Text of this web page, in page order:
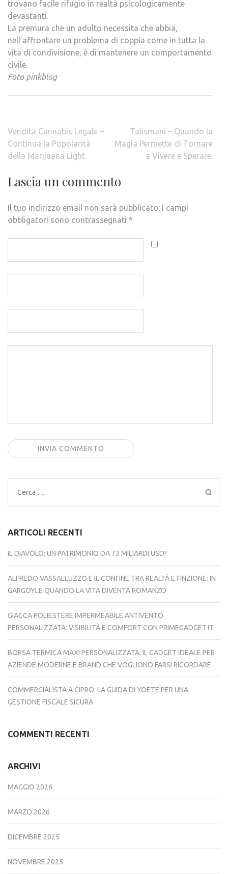
trovano facile rifugio in realtà psicologicamente
devastanti.
La premura che un adulto necessita che abbia,
nell’affrontare un problema di coppia come in tutta la
vita di condivisione, è di mantenere un comportamento
civile.
Foto pinkblog
Navigazione
articoli
Vendita Cannabis Legale –
Continua la Popolarità
della Marijuana Light.
Talismani – Quando la
Magia Permette di Tornare
a Vivere e Sperare.
Lascia un commento
Il tuo indirizzo email non sarà pubblicato.
I campi
obbligatori sono contrassegnati *
Ricerca
per:
ARTICOLI RECENTI
IL DIAVOLO: UN PATRIMONIO DA 73 MILIARDI USD?
ALFREDO VASSALLUZZO E IL CONFINE TRA REALTÀ E FINZIONE: IN
GARGOYLE QUANDO LA VITA DIVENTA ROMANZO
GIACCA POLIESTERE IMPERMEABILE ANTIVENTO
PERSONALIZZATA: VISIBILITÀ E COMFORT CON PRIMEGADGET.IT
BORSA TERMICA MAXI PERSONALIZZATA: IL GADGET IDEALE PER
AZIENDE MODERNE E BRAND CHE VOGLIONO FARSI RICORDARE
COMMERCIALISTA A CIPRO: LA GUIDA DI YOETE PER UNA
GESTIONE FISCALE SICURA
COMMENTI RECENTI
ARCHIVI
MAGGIO 2026
MARZO 2026
DICEMBRE 2025
NOVEMBRE 2025